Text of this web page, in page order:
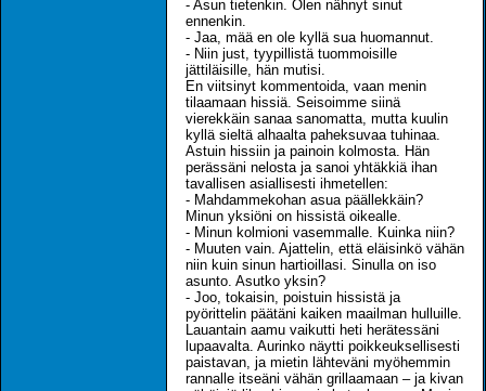
- Asun tietenkin. Olen nähnyt sinut
ennenkin.
- Jaa, mää en ole kyllä sua huomannut.
- Niin just, tyypillistä tuommoisille
jättiläisille, hän mutisi.
En viitsinyt kommentoida, vaan menin
tilaamaan hissiä. Seisoimme siinä
vierekkäin sanaa sanomatta, mutta kuulin
kyllä sieltä alhaalta paheksuvaa tuhinaa.
Astuin hissiin ja painoin kolmosta. Hän
perässäni nelosta ja sanoi yhtäkkiä ihan
tavallisen asiallisesti ihmetellen:
- Mahdammekohan asua päällekkäin?
Minun yksiöni on hissistä oikealle.
- Minun kolmioni vasemmalle. Kuinka niin?
- Muuten vain. Ajattelin, että eläisinkö vähän
niin kuin sinun hartioillasi. Sinulla on iso
asunto. Asutko yksin?
- Joo, tokaisin, poistuin hissistä ja
pyörittelin päätäni kaiken maailman hulluille.
Lauantain aamu vaikutti heti herätessäni
lupaavalta. Aurinko näytti poikkeuksellisesti
paistavan, ja mietin lähteväni myöhemmin
rannalle itseäni vähän grillaamaan – ja kivan